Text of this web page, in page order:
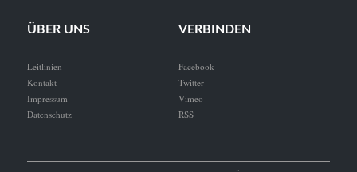
ÜBER UNS
Leitlinien
Kontakt
Impressum
Datenschutz
VERBINDEN
Facebook
Twitter
Vimeo
RSS